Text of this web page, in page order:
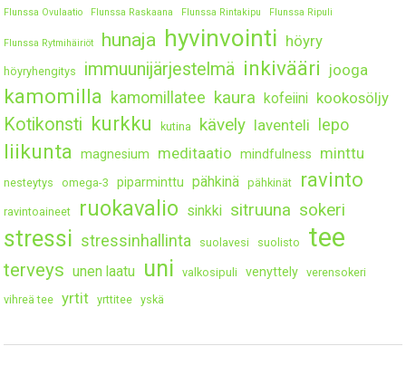
Flunssa Ovulaatio Flunssa Raskaana Flunssa Rintakipu Flunssa Ripuli
Flunssa Rytmihäiriöt hunaja hyvinvointi höyry
höyryhengitys immuunijärjestelmä inkivääri jooga
kamomilla kamomillatee kaura kofeiini kookosöljy
Kotikonsti kurkku kutina kävely laventeli lepo
liikunta magnesium meditaatio mindfulness minttu
nesteytys omega-3 piparminttu pähkinä pähkinät ravinto
ravintoaineet ruokavalio sinkki sitruuna sokeri
stressi stressinhallinta suolavesi suolisto tee
terveys unen laatu uni valkosipuli venyttely
verensokeri
vihreä tee
yrtit yrttitee yskä